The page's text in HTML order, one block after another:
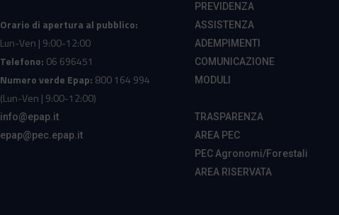
Orario di apertura al pubblico:
Lun-Ven | 9:00-12:00
Telefono: 06 696451
Numero verde Epap: 800 164 994
(Lun-Ven | 9:00-12:00)
info@epap.it
epap@pec.epap.it
PREVIDENZA
ASSISTENZA
ADEMPIMENTI
COMUNICAZIONE
MODULI
TRASPARENZA
AREA PEC
PEC Agronomi/Forestali
AREA RISERVATA